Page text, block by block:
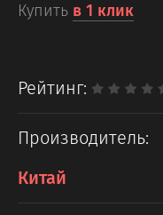
Купить в 1 клик
Рейтинг:
Производитель:
Китай